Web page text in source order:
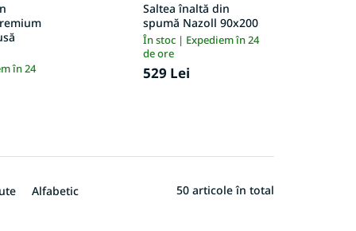
în 24
Saltea înaltă din
spumă Nazoll 90x200
În stoc | Expediem în 24
de ore
529 Lei
Alfabetic 50 articole în total